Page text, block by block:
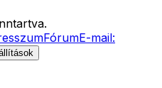
FórumE-mail: